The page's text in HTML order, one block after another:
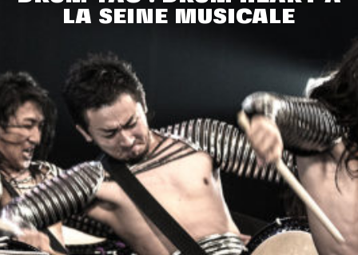
LA SEINE MUSICALE